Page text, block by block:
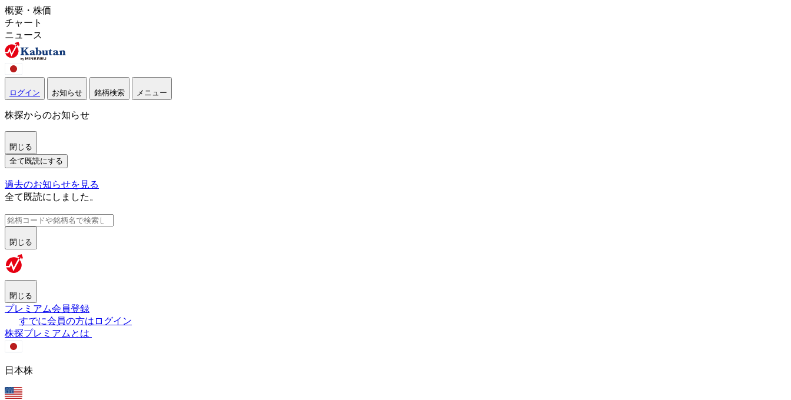
概要・株価
チャート
ニュース
ログイン お知らせ 銘柄検索 メニュー
株探からのお知らせ
閉じる
全て既読にする
過去のお知らせを見る
全て既読にしました。
閉じる
閉じる
プレミアム会員登録
すでに会員の方はログイン
株探プレミアムとは
日本株